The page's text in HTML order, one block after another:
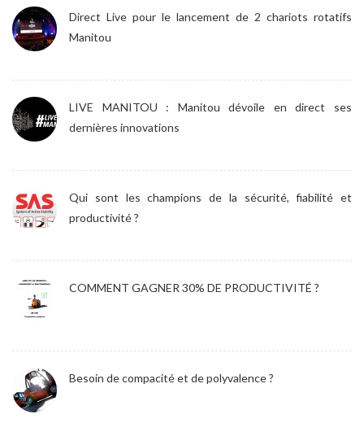
Direct Live pour le lancement de 2 chariots rotatifs
Manitou
LIVE MANITOU : Manitou dévoile en direct ses
dernières innovations
Qui sont les champions de la sécurité, fiabilité et
productivité ?
COMMENT GAGNER 30% DE PRODUCTIVITÉ ?
Besoin de compacité et de polyvalence ?